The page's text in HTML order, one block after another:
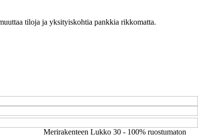
tiloja ja yksityiskohtia pankkia rikkomatta.
Merirakenteen Lukko 30 - 100% ruostumaton